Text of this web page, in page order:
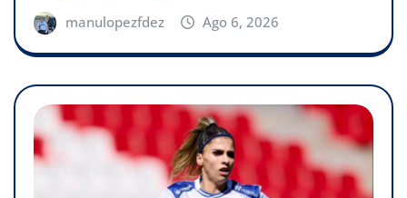
manulopezfdez Ago 6, 2026